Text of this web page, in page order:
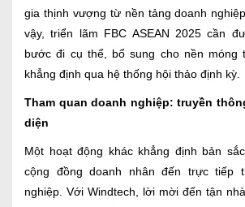
gia thịnh vượng từ nền tảng doanh
vậy, triển lãm FBC ASEAN 2025 cần
bước đi cụ thể, bổ sung cho nền
khẳng định qua hệ thống hội thảo định kỳ.
Tham quan doanh nghiệp: truyền
diện
Một hoạt động khác khẳng định bản
cộng đồng doanh nhân đến trực tiếp
nghiệp. Với Windtech, lời mời đến tận